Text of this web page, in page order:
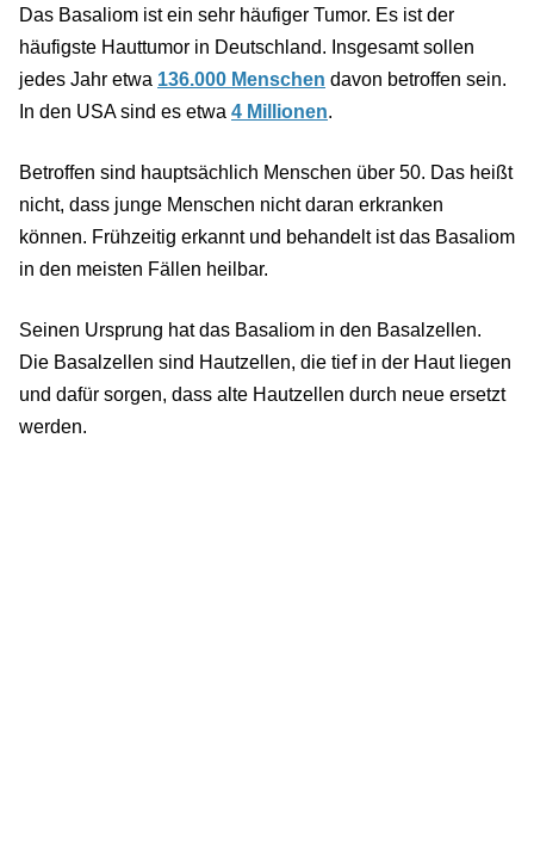
Das Basaliom ist ein sehr häufiger Tumor. Es ist der
häufigste Hauttumor in Deutschland. Insgesamt sollen
jedes Jahr etwa 136.000 Menschen davon betroffen sein.
In den USA sind es etwa 4 Millionen.
Betroffen sind hauptsächlich Menschen über 50. Das heißt
nicht, dass junge Menschen nicht daran erkranken
können. Frühzeitig erkannt und behandelt ist das Basaliom
in den meisten Fällen heilbar.
Seinen Ursprung hat das Basaliom in den Basalzellen.
Die Basalzellen sind Hautzellen, die tief in der Haut liegen
und dafür sorgen, dass alte Hautzellen durch neue ersetzt
werden.